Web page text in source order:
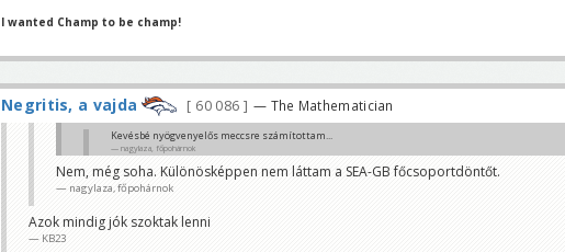
I wanted Champ to be champ!
Negritis, a vajda 60 086 — The Mathematician
Kevésbé nyögvenyelős meccsre számítottam...
nagylaza, főpohárnok
Látom még nem láttál seahawks meccset 😁
KB23
Nem, még soha. Különösképpen nem láttam a SEA-GB főcsoportdöntőt.
nagylaza, főpohárnok
Azok mindig jók szoktak lenni
KB23